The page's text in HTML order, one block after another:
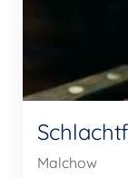
Malchow